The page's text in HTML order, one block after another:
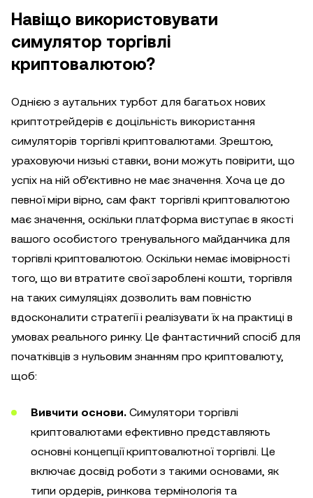
Навіщо використовувати
симулятор торгівлі
криптовалютою?
Однією з аутальних турбот для багатьох нових
криптотрейдерів є доцільність використання
симуляторів торгівлі криптовалютами. Зрештою,
ураховуючи низькі ставки, вони можуть повірити, що
успіх на ній об’єктивно не має значення. Хоча це до
певної міри вірно, сам факт торгівлі криптовалютою
має значення, оскільки платформа виступає в якості
вашого особистого тренувального майданчика для
торгівлі криптовалютою. Оскільки немає імовірності
того, що ви втратите свої зароблені кошти, торгівля
на таких симуляціях дозволить вам повністю
вдосконалити стратегії і реалізувати їх на практиці в
умовах реального ринку. Це фантастичний спосіб для
початківців з нульовим знанням про криптовалюту,
щоб:
Вивчити основи. Симулятори торгівлі
криптовалютами ефективно представляють
основні концепції криптовалютної торгівлі. Це
включає досвід роботи з такими основами, як
типи ордерів, ринкова термінологія та